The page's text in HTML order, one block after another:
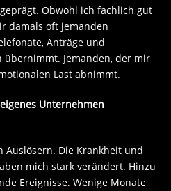
Obwohl ich fachlich gut
damals oft jemanden
Anträge und
übernimmt. Jemanden, der mir
Last abnimmt.
Unternehmen
Auslösern. Die Krankheit und
mich stark verändert. Hinzu
Ereignisse. Wenige Monate